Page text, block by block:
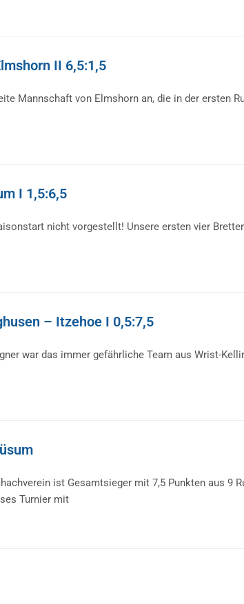
II 6,5:1,5
Mannschaft von Elmshorn an, die in der ersten
I 1,5:6,5
nicht vorgestellt! Unsere ersten vier
– Itzehoe I 0,5:7,5
war das immer gefährliche Team aus Wrist-
ist Gesamtsieger mit 7,5 Punkten aus 9
Turnier mit